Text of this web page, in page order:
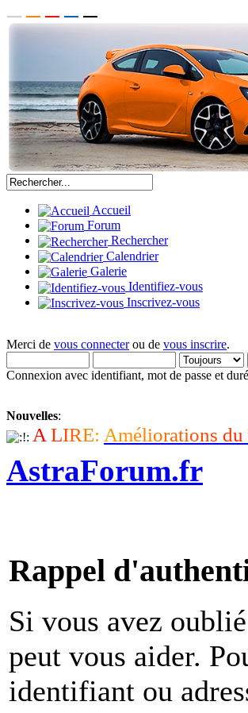
Accueil
Forum
Rechercher
Calendrier
Galerie
Identifiez-vous
Inscrivez-vous
Merci de vous connecterou de vous inscrire.
Connexion avec identifiant, mot de passe et
Nouvelles:
A LIRE: Améliorations du
AstraForum.fr
Rappel
Si vous avez
peut vous aider.
identifiant ou